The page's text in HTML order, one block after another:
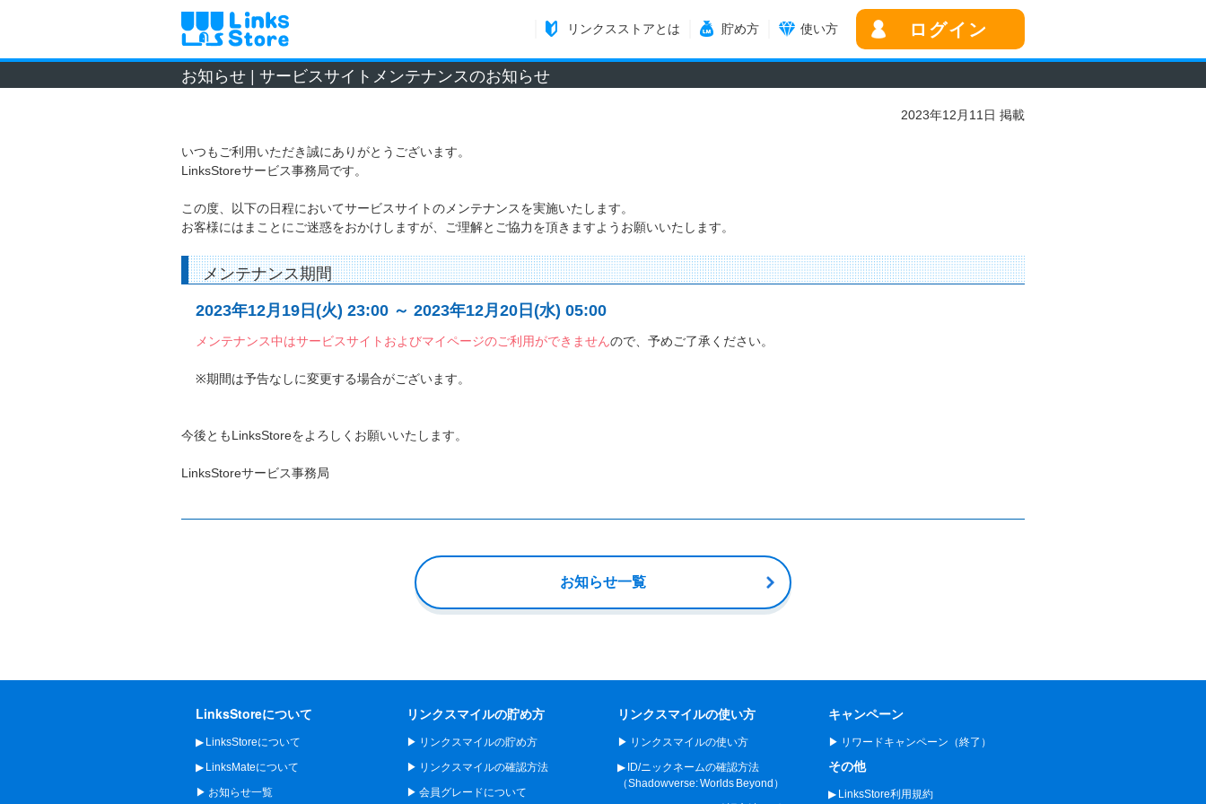
リンクスストアとは 貯め方 使い方 ログイン
お知らせ | サービスサイトメンテナンスのお知らせ
2023年12月11日 掲載
いつもご利用いただき誠にありがとうございます。
LinksStoreサービス事務局です。
この度、以下の日程においてサービスサイトのメンテナンスを実施いたします。
お客様にはまことにご迷惑をおかけしますが、ご理解とご協力を頂きますようお願いいたします。
メンテナンス期間
2023年12月19日(火) 23:00 ～ 2023年12月20日(水) 05:00
メンテナンス中はサービスサイトおよびマイページのご利用ができませんので、予めご了承ください。
※期間は予告なしに変更する場合がございます。
今後ともLinksStoreをよろしくお願いいたします。
LinksStoreサービス事務局
お知らせ一覧
LinksStoreについて
LinksStoreについて
LinksMateについて
お知らせ一覧
リンクスマイルの貯め方
リンクスマイルの貯め方
リンクスマイルの確認方法
会員グレードについて
リンクスマイルの使い方
リンクスマイルの使い方
ID/ニックネームの確認方法
（Shadowverse: Worlds Beyond）
キャンペーン
リワードキャンペーン（終了）
その他
LinksStore利用規約